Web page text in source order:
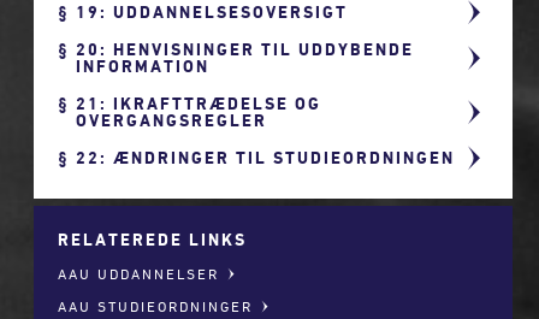
19: UDDANNELSESOVERSIGT
20: HENVISNINGER TIL UDDYBENDE
INFORMATION
21: IKRAFTTRÆDELSE OG
OVERGANGSREGLER
22: ÆNDRINGER TIL STUDIEORDNINGEN
RELATEREDE LINKS
AAU UDDANNELSER
AAU STUDIEORDNINGER